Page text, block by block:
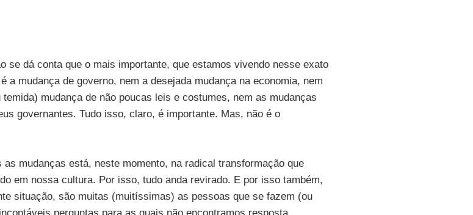
se dá conta que o mais importante, que estamos vivendo nesse exato
a mudança de governo, nem a desejada mudança na economia, nem
temida) mudança de não poucas leis e costumes, nem as mudanças
governantes. Tudo isso, claro, é importante. Mas, não é o
as mudanças está, neste momento, na radical transformação que
em nossa cultura. Por isso, tudo anda revirado. E por isso também,
situação, são muitas (muitíssimas) as pessoas que se fazem (ou